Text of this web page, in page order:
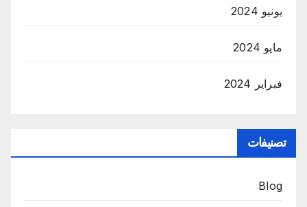
يونيو 2024
مايو 2024
فبراير 2024
تصنيفات
Blog